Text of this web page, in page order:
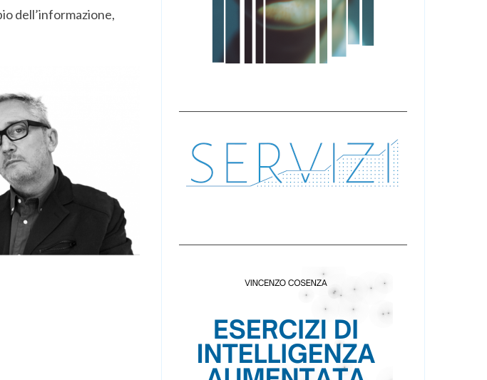
dell’informazione,